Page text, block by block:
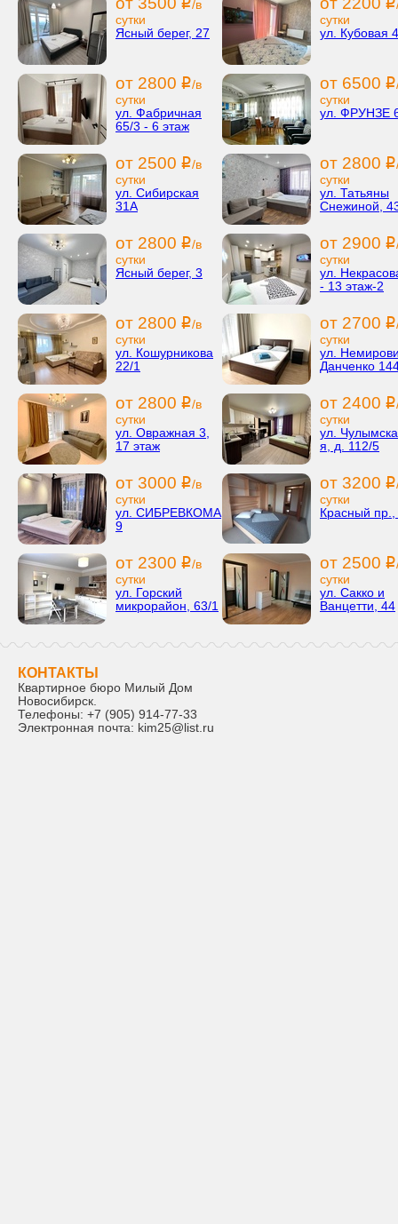
i/в
сутки
Ясный берег, 27
i
сутки
ул. Кубовая
от 2800 i/в
сутки
ул. Фабричная
65/3 - 6 этаж
от 6500 i
сутки
ул. ФРУНЗЕ
от 2500 i/в
сутки
ул. Сибирская
31А
от 2800 i
сутки
ул. Татьяны
Снежиной,
от 2800 i/в
сутки
Ясный берег, 3
от 2900 i
сутки
ул.
- 13 этаж-2
от 2800 i/в
сутки
ул. Кошурникова
22/1
от 2700 i
сутки
ул.
Данченко
от 2800 i/в
сутки
ул. Овражная 3,
17 этаж
от 2400 i
сутки
ул.
я, д. 112/5
от 3000 i/в
сутки
ул. СИБРЕВКОМА
9
от 3200 i
сутки
Красный пр.,
от 2300 i/в
сутки
ул. Горский
микрорайон, 63/1
от 2500 i
сутки
ул. Сакко и
Ванцетти, 44
КОНТАКТЫ
Квартирное бюро Милый Дом
Новосибирск.
Телефоны: +7 (905) 914-77-33
Электронная почта: kim25@list.ru